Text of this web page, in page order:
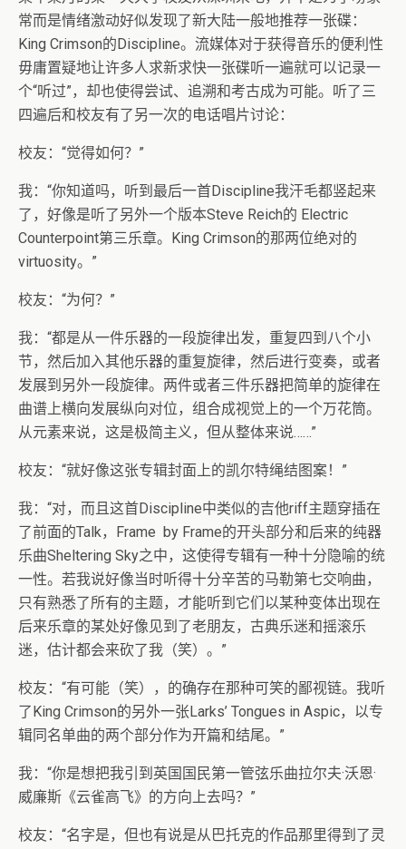
常而是情绪激动好似发现了新大陆一般地推荐一张碟：
King Crimson的Discipline。流媒体对于获得音乐的便利性
毋庸置疑地让许多人求新求快一张碟听一遍就可以记录一
个“听过”，却也使得尝试、追溯和考古成为可能。听了三
四遍后和校友有了另一次的电话唱片讨论：
校友：“觉得如何？”
我：“你知道吗，听到最后一首Discipline我汗毛都竖起来
了，好像是听了另外一个版本Steve Reich的 Electric
Counterpoint第三乐章。King Crimson的那两位绝对的
virtuosity。”
校友：“为何？”
我：“都是从一件乐器的一段旋律出发，重复四到八个小
节，然后加入其他乐器的重复旋律，然后进行变奏，或者
发展到另外一段旋律。两件或者三件乐器把简单的旋律在
曲谱上横向发展纵向对位，组合成视觉上的一个万花筒。
从元素来说，这是极简主义，但从整体来说……”
校友：“就好像这张专辑封面上的凯尔特绳结图案！”
我：“对，而且这首Discipline中类似的吉他riff主题穿插在
了前面的Talk，Frame by Frame的开头部分和后来的纯器
乐曲Sheltering Sky之中，这使得专辑有一种十分隐喻的统
一性。若我说好像当时听得十分辛苦的马勒第七交响曲，
只有熟悉了所有的主题，才能听到它们以某种变体出现在
后来乐章的某处好像见到了老朋友，古典乐迷和摇滚乐
迷，估计都会来砍了我（笑）。”
校友：“有可能（笑），的确存在那种可笑的鄙视链。我听
了King Crimson的另外一张Larks’ Tongues in Aspic，以专
辑同名单曲的两个部分作为开篇和结尾。”
我：“你是想把我引到英国国民第一管弦乐曲拉尔夫·沃恩·
威廉斯《云雀高飞》的方向上去吗？”
校友：“名字是，但也有说是从巴托克的作品那里得到了灵